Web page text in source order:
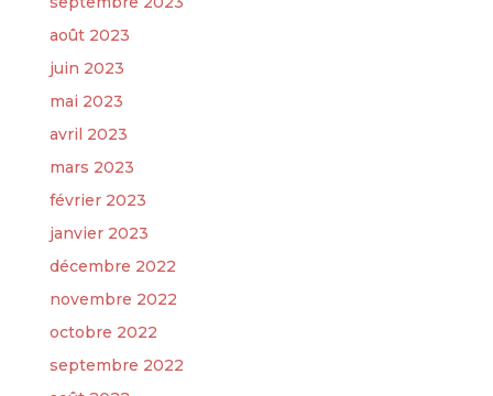
août 2023
juin 2023
mai 2023
avril 2023
mars 2023
février 2023
janvier 2023
décembre 2022
novembre 2022
octobre 2022
septembre 2022